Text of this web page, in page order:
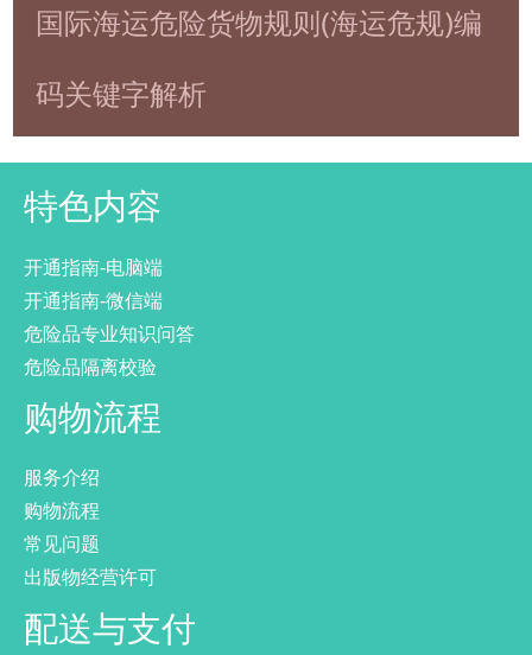
国际海运危险货物规则(海运危规)编
码关键字解析
特色内容
开通指南-电脑端
开通指南-微信端
危险品专业知识问答
危险品隔离校验
购物流程
服务介绍
购物流程
常见问题
出版物经营许可
配送与支付